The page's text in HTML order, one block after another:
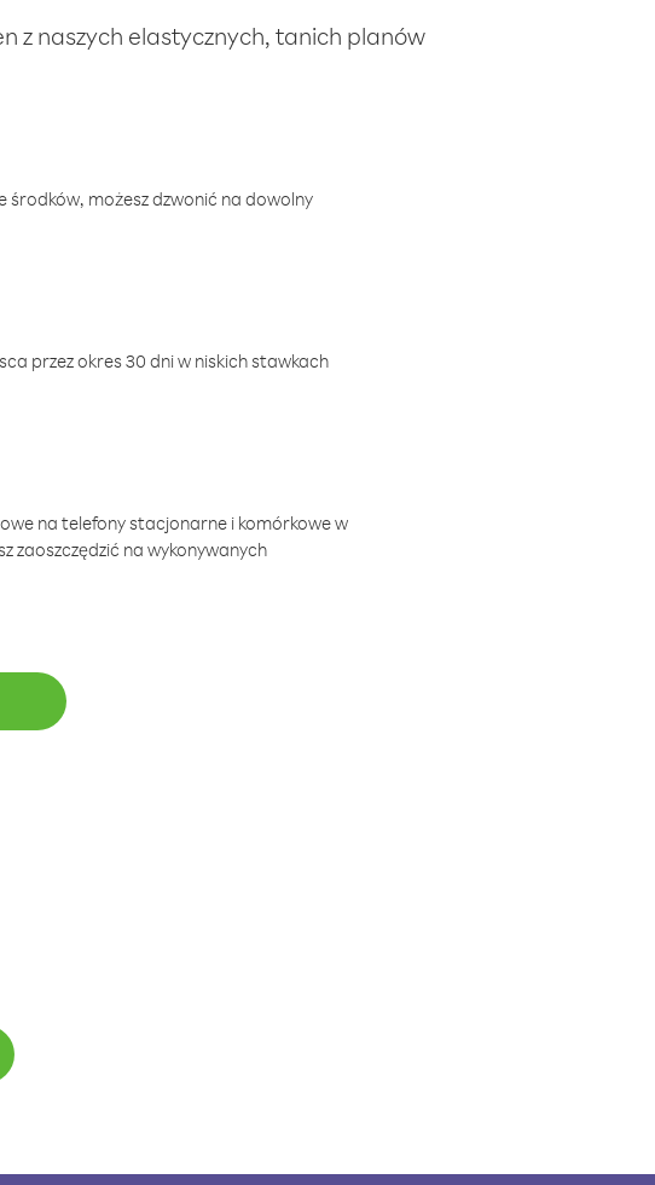
z naszych elastycznych, tanich planów
środków, możesz dzwonić na dowolny
przez okres 30 dni w niskich stawkach
na telefony stacjonarne i komórkowe w
zaoszczędzić na wykonywanych